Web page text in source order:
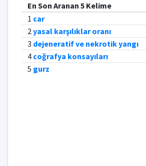
En Son Aranan 5 Kelime
1 car
2yasal karşılıklar oranı
3 dejeneratif ve nekrotik yangı
4 coğrafya konsayıları
5 gurz